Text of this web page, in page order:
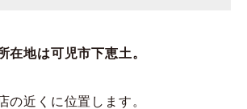
在地は可児市下恵土。
の近くに位置します。